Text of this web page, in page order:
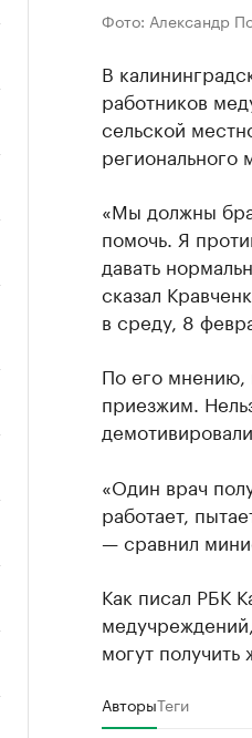
Фото: Александр
В
работников
сельской
регионального
«Мы должны
помочь. Я
давать
сказал
в среду, 8
По его мнению,
приезжим.
«Один врач
работает,
— сравнил
Как писал РБК
могут
АвторыТеги